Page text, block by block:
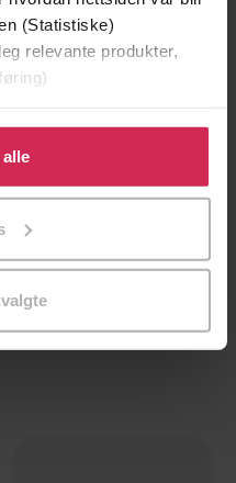
(Statistiske)
relevante produkter,
ditt samtykke til å
Du kan også
formål ved å klikke
179,-